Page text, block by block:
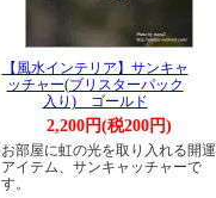
【風水インテリア】サンキャ
ッチャー(ブリスターパック
入り) ゴールド
2,200円(税200円)
お部屋に虹の光を取り入れる開運
アイテム、サンキャッチャーで
す。